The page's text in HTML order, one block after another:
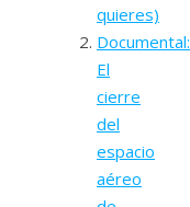
quieres)
Documental:
El
cierre
del
espacio
aéreo